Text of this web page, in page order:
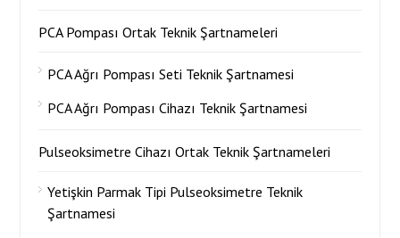
PCA Pompası Ortak Teknik Şartnameleri
PCA Ağrı Pompası Seti Teknik Şartnamesi
PCA Ağrı Pompası Cihazı Teknik Şartnamesi
Pulseoksimetre Cihazı Ortak Teknik Şartnameleri
Yetişkin Parmak Tipi Pulseoksimetre Teknik
Şartnamesi